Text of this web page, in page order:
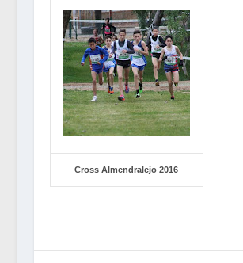
Cross Almendralejo 2016